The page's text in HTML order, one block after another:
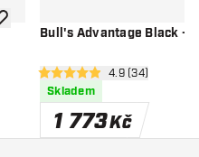
do seznamu přání
Bull's Advantage Black -
otevřít panel
4.9 hodnoticí hvězdičky
4.9 (34)
Skladem
1 773Kč